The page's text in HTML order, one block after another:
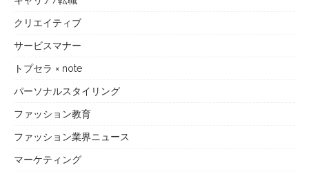
クリエイティブ
サービスマナー
トプセラ × note
パーソナルスタイリング
ファッション教育
ファッション業界ニュース
マーケティング